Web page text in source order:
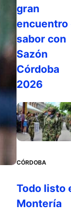
gran
encuentro
sabor con
Sazón
Córdoba
2026
CÓRDOBA
Todo listo
Montería